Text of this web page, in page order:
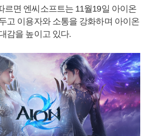
르면 엔씨소프트는 11월19일 아이온
고 이용자와 소통을 강화하며 아이온
감을 높이고 있다.